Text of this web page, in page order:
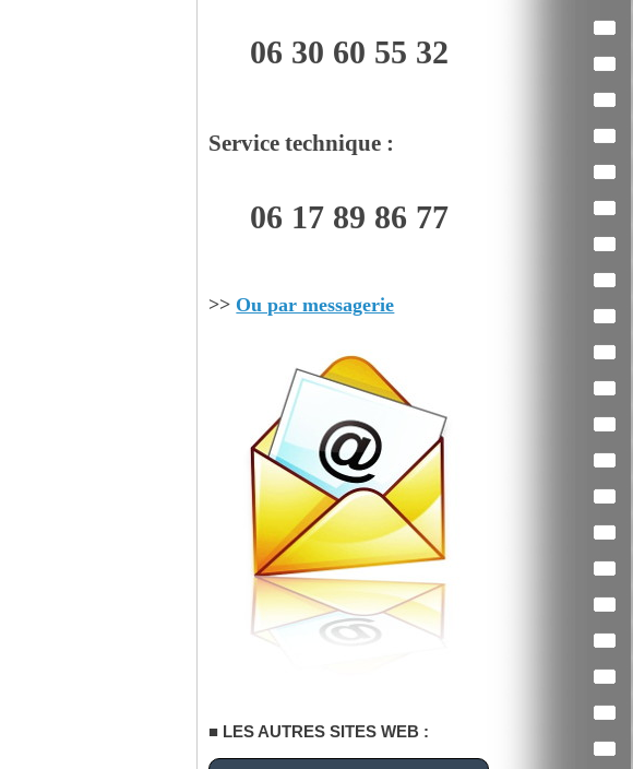
06 30 60 55 32
Service technique :
06 17 89 86 77
>> Ou par messagerie
LES AUTRES SITES WEB :